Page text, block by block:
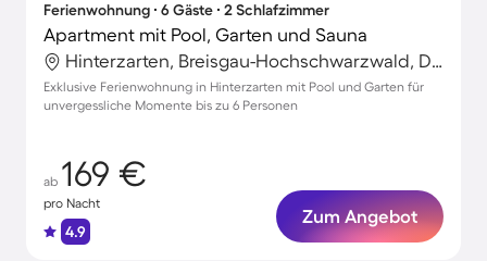
Ferienwohnung ∙ 6 Gäste ∙ 2 Schlafzimmer
Apartment mit Pool, Garten und Sauna
Hinterzarten, Breisgau-Hochschwarzwald, Deutschland
Exklusive Ferienwohnung in Hinterzarten mit Pool und Garten für
unvergessliche Momente bis zu 6 Personen
ab 169 €
pro Nacht
4.9
Zum Angebot